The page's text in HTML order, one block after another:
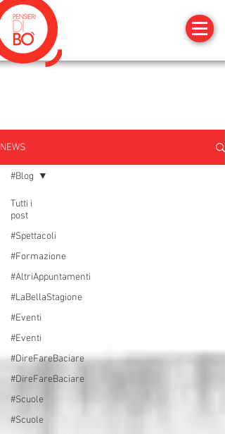
NEWS
Tutti i
post
#Spettacoli
#Formazione
#AltriAppuntamenti
#LaBellaStagione
#Eventi
#Eventi
#DireFareBaciare
#DireFareBaciare
#Scuole
#Scuole
#Blog